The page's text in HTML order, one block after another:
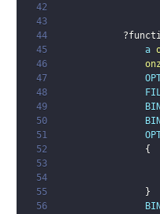
42
43
44
45
a
46
47
48
49
50
51
52
{
53
54
55
}
56